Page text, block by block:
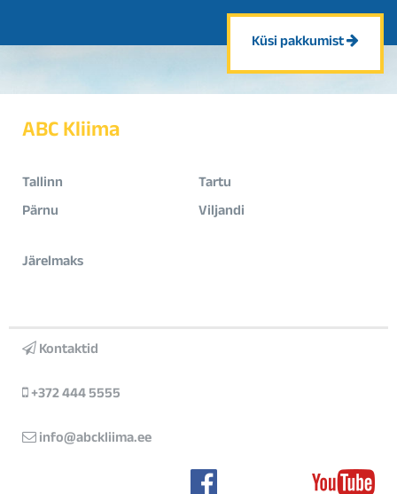
Küsi pakkumist
ABC Kliima
Tallinn
Tartu
Pärnu
Viljandi
Järelmaks
Kontaktid
+372 444 5555
info@abckliima.ee